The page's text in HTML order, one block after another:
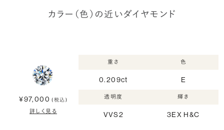
カラー（色）の近いダイヤモンド
¥97,000 (税込)
詳しく見る
重さ
0.209ct
色
E
透明度
VVS2
輝き
3EX H&C